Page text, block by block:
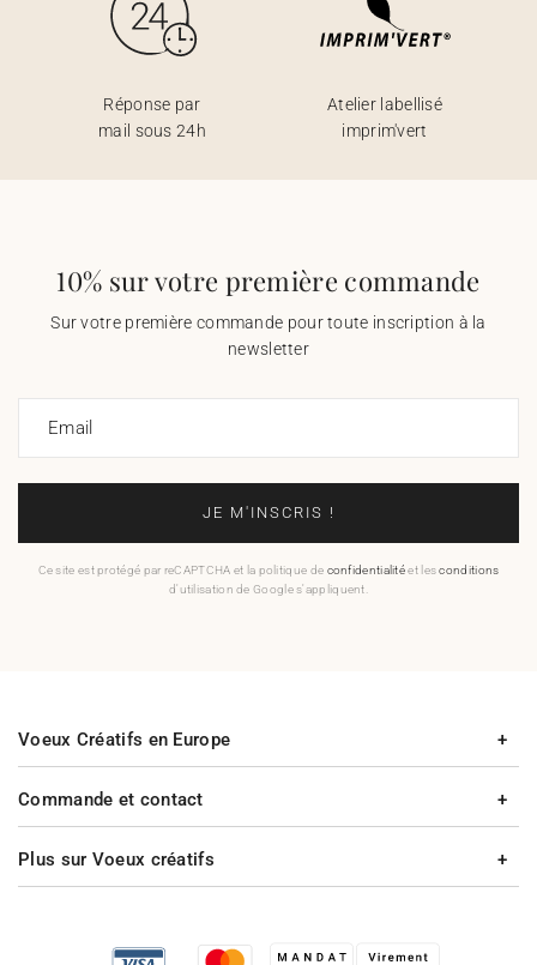
Réponse par
mail sous 24h
Atelier labellisé
imprim'vert
10% sur votre première commande
Sur votre première commande pour toute inscription à la
newsletter
Email
JE M'INSCRIS !
Ce site est protégé par reCAPTCHA et la politique de confidentialitéet lesconditions
d'utilisation de Google s'appliquent.
Commande et contact
Plus sur Voeux créatifs
Voeux Créatifs en Europe